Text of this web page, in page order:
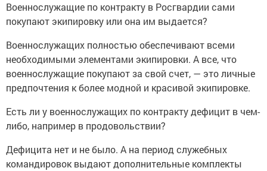
Военнослужащие по контракту в Росгвардии сами
покупают экипировку или она им выдается?
Военнослужащих полностью обеспечивают всеми
необходимыми элементами экипировки. А все, что
военнослужащие покупают за свой счет, — это личные
предпочтения к более модной и красивой экипировке.
Есть ли у военнослужащих по контракту дефицит в чем-
либо, например в продовольствии?
Дефицита нет и не было. А на период служебных
командировок выдают дополнительные комплекты